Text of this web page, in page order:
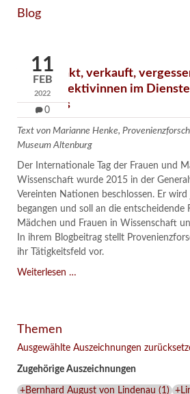
Blog
11
FEB
2022
0
Verschenkt, verkauft,
Kunstdetektivinnen im
Museums
Text von Marianne Henke,
Museum Altenburg
Der Internationale Tag der Frauen und
Wissenschaft wurde 2015 in der
Vereinten Nationen beschlossen. Er
begangen und soll an die entscheidende
Mädchen und Frauen in Wissenschaft
In ihrem Blogbeitrag stellt
ihr Tätigkeitsfeld vor.
Weiterlesen …
im
des
Lindenau-
Themen
Ausgewählte Auszeichnungen
Zugehörige Auszeichnungen
+Bernhard August von Lindenau (1 )